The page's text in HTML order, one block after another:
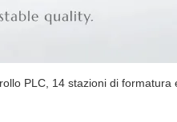
PLC, 14 stazioni di